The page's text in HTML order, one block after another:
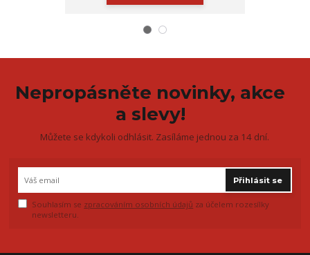
Nepropásněte novinky, akce
a slevy!
Můžete se kdykoli odhlásit. Zasíláme jednou za 14 dní.
Přihlásit se
Souhlasím se zpracováním osobních údajů za účelem rozesílky
newsletteru.